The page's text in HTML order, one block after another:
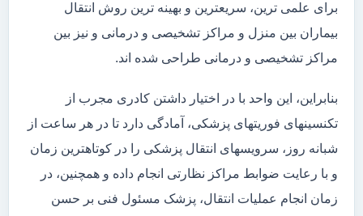
برای علمی ترین، سریعترین و بهینه ترین روش انتقال
بیماران بین منزل و مراکز تشخیصی و درمانی و نیز بین
مراکز تشخیصی و درمانی طراحی شده اند.
بنابراین، این واحد با در اختیار داشتن کادری مجرب از
تکنسینهای فوریتهای پزشکی، آمادگی دارد تا در هر ساعت از
شبانه روز، سرویسهای انتقال پزشکی را در کوتاهترین زمان
و با رعایت ضوابط مراکز نظارتی انجام داده و همچنین، در
زمان انجام عملیات انتقال، پزشک مسئول فنی بر حسن